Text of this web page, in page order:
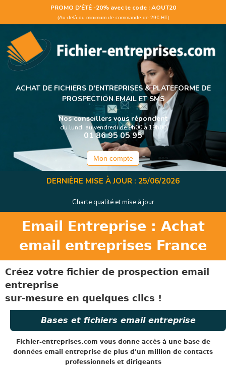
Panneau de gestion des cookies
PROMO D'ÉTÉ -20% avec le code : AOUT20
(Au-delà du minimum de commande de 29€ HT)
ACHAT DE FICHIERS D'ENTREPRISES &PLATEFORME DE
PROSPECTION EMAIL ET SMS
Nos conseillers vous répondent
du lundi au vendredi de 9h00 à 19h00
01 86 95 05 95
Mon compte
DERNIÈRE MISE À JOUR : 25/06/2026
Charte qualité et mise à jour
Email Entreprise : Achat
email entreprises France
Créez votre fichier de prospection email
entreprise
sur-mesure en quelques clics !
Bases et fichiers email entreprise
Fichier-entreprises.com vous donne accès à une base de
données email entreprise de plus d'un million de contacts
professionnels et dirigeants